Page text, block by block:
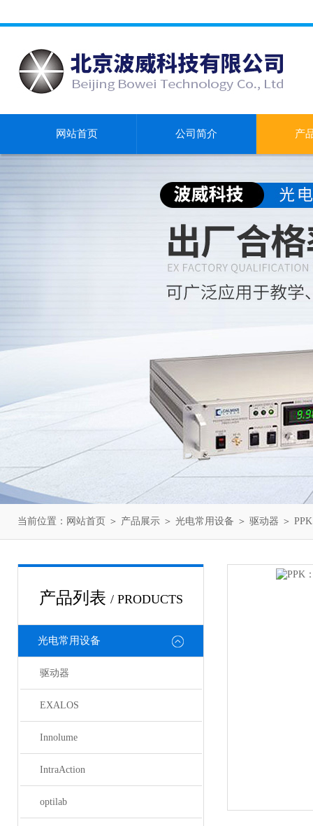
网站首页 公司简介 产
当前位置： 网站首页 ＞ 产品展示 ＞ 光电常用设备 ＞ 驱动器 ＞
产品列表 / PRODUCTS
光电常用设备
驱动器
EXALOS
Innolume
IntraAction
optilab